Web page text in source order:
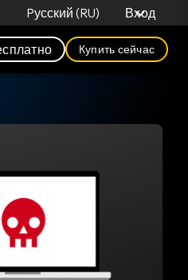
Pусский (RU) Вход
Купить сейчас